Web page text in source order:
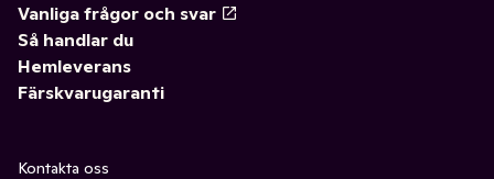
Vanliga frågor och svar
Så handlar du
Hemleverans
Färskvarugaranti
Kontakta oss